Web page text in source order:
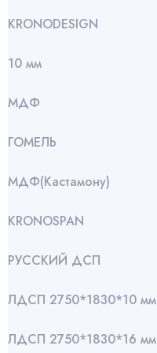
KRONODESIGN
10 мм
МДФ
ГОМЕЛЬ
МДФ(Кастамону)
KRONOSPAN
РУССКИЙ ДСП
ЛДСП 2750*1830*10 мм
ЛДСП 2750*1830*16 мм